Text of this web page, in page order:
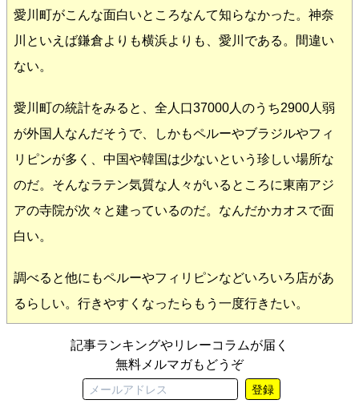
愛川町がこんな面白いところなんて知らなかった。神奈
川といえば鎌倉よりも横浜よりも、愛川である。間違い
ない。
愛川町の統計をみると、全人口37000人のうち2900人弱
が外国人なんだそうで、しかもペルーやブラジルやフィ
リピンが多く、中国や韓国は少ないという珍しい場所な
のだ。そんなラテン気質な人々がいるところに東南アジ
アの寺院が次々と建っているのだ。なんだかカオスで面
白い。
調べると他にもペルーやフィリピンなどいろいろ店があ
るらしい。行きやすくなったらもう一度行きたい。
記事ランキングやリレーコラムが届く
無料メルマガもどうぞ
登録